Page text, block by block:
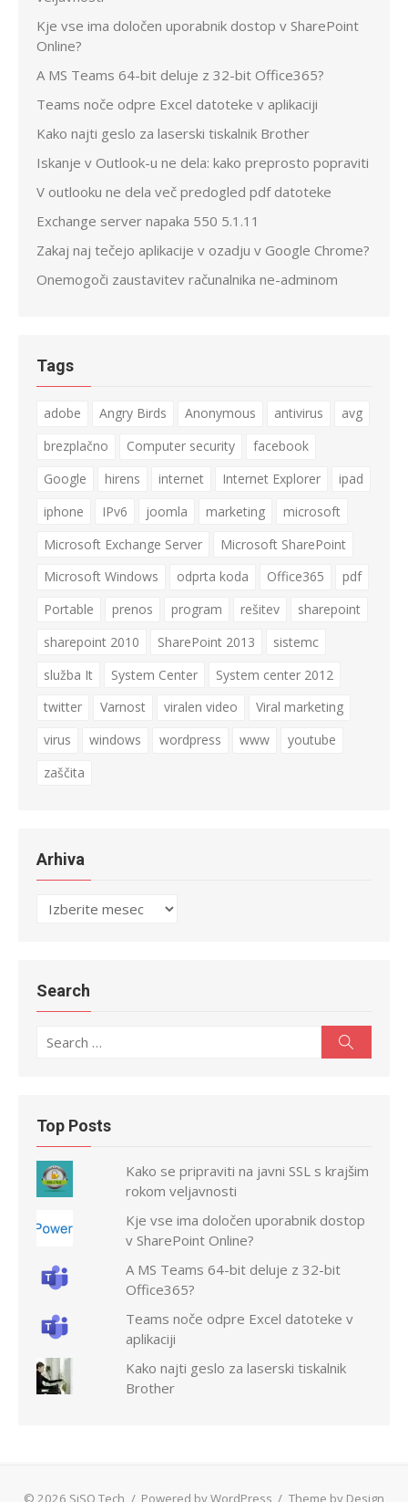
Kje vse ima določen uporabnik dostop v SharePoint
Online?
A MS Teams 64-bit deluje z 32-bit Office365?
Teams noče odpre Excel datoteke v aplikaciji
Kako najti geslo za laserski tiskalnik Brother
Iskanje v Outlook-u ne dela: kako preprosto popraviti
V outlooku ne dela več predogled pdf datoteke
Exchange server napaka 550 5.1.11
Zakaj naj tečejo aplikacije v ozadju v Google Chrome?
Onemogoči zaustavitev računalnika ne-adminom
Tags
adobe Angry Birds Anonymous antivirus
avg
brezplačno
Computer security
facebook
Google
hirens internet Internet Explorer
ipad
iphone
IPv6 joomla marketing
microsoft
Microsoft Exchange Server
Microsoft SharePoint
Microsoft Windows
odprta koda Office365
pdf
Portable
prenos program rešitev
sharepoint
sharepoint 2010
SharePoint 2013
sistemc
služba It
System Center
System center 2012
twitter
Varnost viralen video
Viral marketing
virus
windows wordpress www
youtube
zaščita
Arhiva
Arhiva
Search
Search
Top Posts
Kako se pripraviti na javni SSL s krajšim
rokom veljavnosti
Kje vse ima določen uporabnik dostop
v SharePoint Online?
A MS Teams 64-bit deluje z 32-bit
Office365?
Teams noče odpre Excel datoteke v
aplikaciji
Kako najti geslo za laserski tiskalnik
Brother
© 2026 SiSQ Tech / Powered by WordPress / Theme by Design